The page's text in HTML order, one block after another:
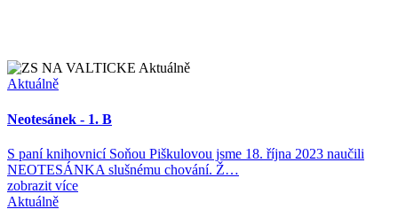
Aktuálně
Neotesánek - 1. B
S paní knihovnicí Soňou Piškulovou jsme 18. října 2023 naučili
NEOTESÁNKA slušnému chování. Ž…
zobrazit více
Aktuálně